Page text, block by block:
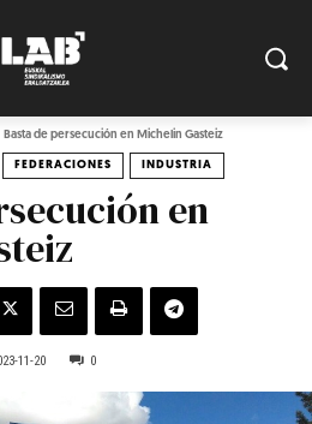
Basta de persecución en Michelin Gasteiz
FEDERACIONES INDUSTRIA
en
11-20 0